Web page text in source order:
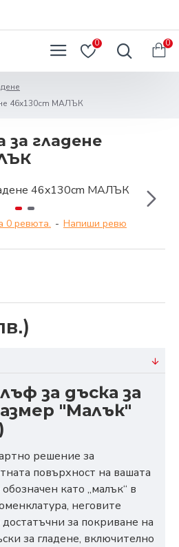
0 0
46x130cm МАЛЪК
за гладене
0 ревюта. - Напиши ревю
за дъска за
"Малък"
решение за
повърхност на вашата
като „малък“ в
неговите
за покриване на
за гладене, включително